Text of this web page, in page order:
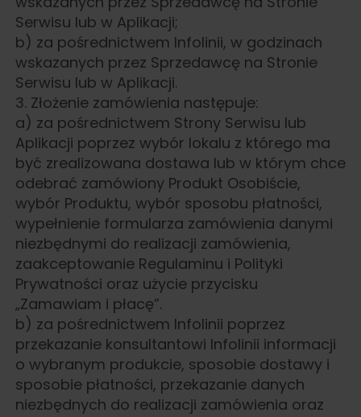
Serwisu lub w Aplikacji;
b) za pośrednictwem Infolinii, w godzinach
wskazanych przez Sprzedawcę na Stronie
Serwisu lub w Aplikacji.
3. Złożenie zamówienia następuje:
a) za pośrednictwem Strony Serwisu lub
Aplikacji poprzez wybór lokalu z którego ma
być zrealizowana dostawa lub w którym chce
odebrać zamówiony Produkt Osobiście,
wybór Produktu, wybór sposobu płatności,
wypełnienie formularza zamówienia danymi
niezbędnymi do realizacji zamówienia,
zaakceptowanie Regulaminu i Polityki
Prywatności oraz użycie przycisku
„Zamawiam i płacę”.
b) za pośrednictwem Infolinii poprzez
przekazanie konsultantowi Infolinii informacji
o wybranym produkcie, sposobie dostawy i
sposobie płatności, przekazanie danych
niezbędnych do realizacji zamówienia oraz